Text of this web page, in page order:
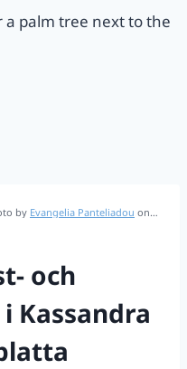
by Evangelia Panteliadou on
och
Kassandra